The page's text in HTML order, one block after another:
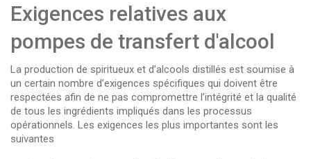
Exigences relatives aux
pompes de transfert d'alcool
La production de spiritueux et d’alcools distillés est soumise à
un certain nombre d’exigences spécifiques qui doivent être
respectées afin de ne pas compromettre l’intégrité et la qualité
de tous les ingrédients impliqués dans les processus
opérationnels. Les exigences les plus importantes sont les
suivantes